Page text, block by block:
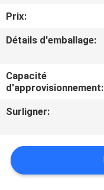
CONTRÔLE
QUALITÉ
CONTACTEZ-
NOUVELLES
Prix:
Détails d'emballage:
Capacité
d'approvisionnement:
Surligner: